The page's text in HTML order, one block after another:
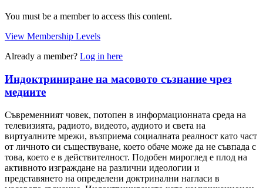
You must be a member to access this content.
View Membership Levels
Already a member? Log in here
Индоктриниране на масовото съзнание чрез
медиите
Съвременният човек, потопен в информационната среда на
телевизията, радиото, видеото, аудиото и света на
виртуалните мрежи, възприема социалната реалност като част
от личното си съществуване, което обаче може да не съвпада с
това, което е в действителност. Подобен мироглед е плод на
активното изграждане на различни идеологии и
представянето на определени доктринални нагласи в